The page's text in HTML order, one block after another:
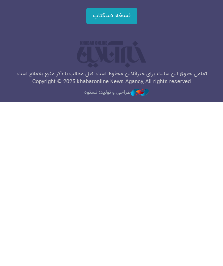
نسخه دسکتاپ
تمامی حقوق این سایت برای خبرآنلاین محفوظ است. نقل مطالب با ذکر منبع بلامانع است.
Copyright © 2025 khabaronline News Agancy, All rights reserved
طراحی و تولید: نستوه